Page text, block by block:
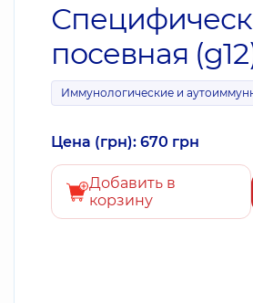
посевная
Иммунологические и
Цена (грн): 670 грн
Добавить в
корзину